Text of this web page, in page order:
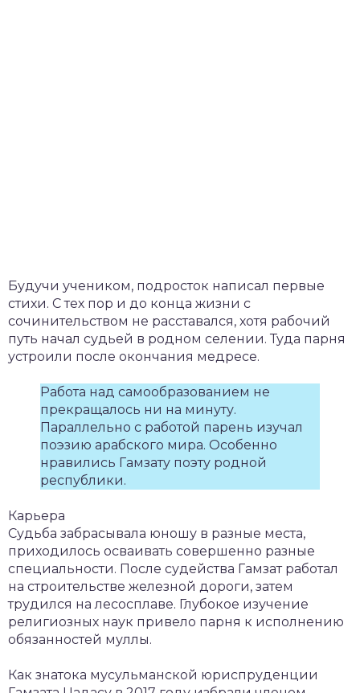
Будучи учеником, подросток написал первые
стихи. С тех пор и до конца жизни с
сочинительством не расставался, хотя рабочий
путь начал судьей в родном селении. Туда парня
устроили после окончания медресе.
Работа над самообразованием не
прекращалось ни на минуту.
Параллельно с работой парень изучал
поэзию арабского мира. Особенно
нравились Гамзату поэту родной
республики.
Карьера
Судьба забрасывала юношу в разные места,
приходилось осваивать совершенно разные
специальности. После судейства Гамзат работал
на строительстве железной дороги, затем
трудился на лесосплаве. Глубокое изучение
религиозных наук привело парня к исполнению
обязанностей муллы.
Как знатока мусульманской юриспруденции